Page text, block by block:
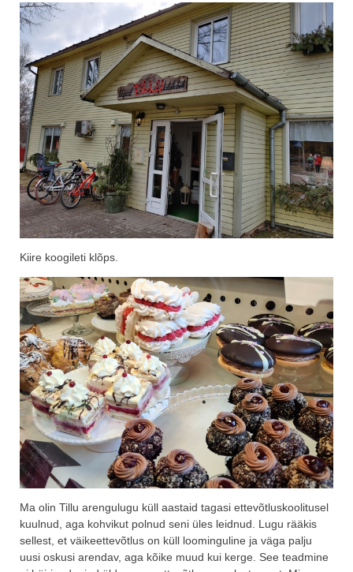
Kiire koogileti klõps.
Ma olin Tillu arengulugu küll aastaid tagasi ettevõtluskoolitusel
kuulnud, aga kohvikut polnud seni üles leidnud. Lugu rääkis
sellest, et väikeettevõtlus on küll loominguline ja väga palju
uusi oskusi arendav, aga kõike muud kui kerge. See teadmine